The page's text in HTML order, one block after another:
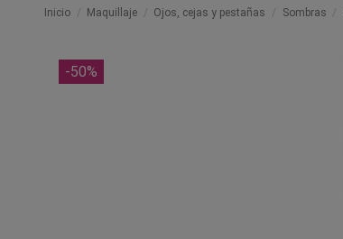
Inicio Maquillaje Ojos, cejas y pestañas Sombras
-50%